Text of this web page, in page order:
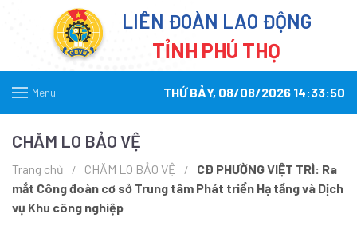
LIÊN ĐOÀN LAO ĐỘNG
TỈNH PHÚ THỌ
Menu THỨ BẢY, 08/08/2026 14:33:50
CHĂM LO BẢO VỆ
Trang chủ CHĂM LO BẢO VỆ
CĐ PHƯỜNG VIỆT TRÌ: Ra
mắt Công đoàn cơ sở Trung tâm Phát triển Hạ tầng và Dịch
vụ Khu công nghiệp